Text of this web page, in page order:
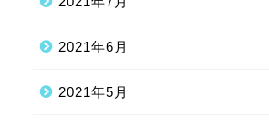
2021年6月
2021年5月